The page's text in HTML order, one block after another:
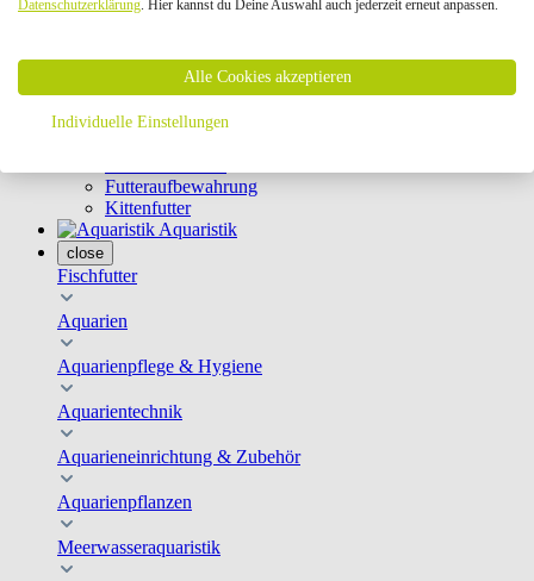
Geschirre & Leinen
Schutznetze
Kippfensterschutz
Katzenkameras
Futternäpfe
Futteraufbewahrung
Kittenfutter
Aquaristik
close
Fischfutter
Aquarien
Aquarienpflege & Hygiene
Aquarientechnik
Aquarieneinrichtung & Zubehör
Aquarienpflanzen
Meerwasseraquaristik
Datenschutzerklärung. Hier kannst du Deine Auswahl auch jederzeit erneut anpassen.
Alle Cookies akzeptieren
Individuelle Einstellungen